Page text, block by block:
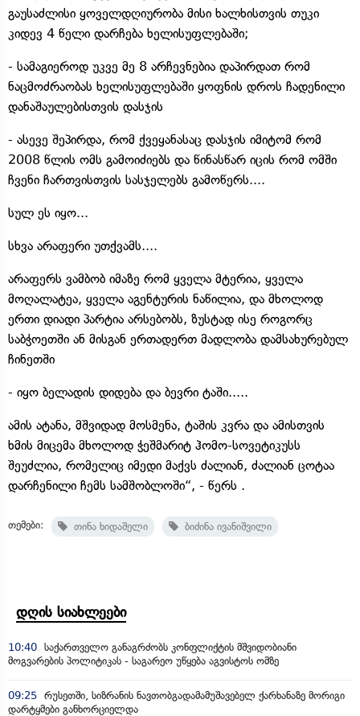
გაუსაძლისი ყოველდღიურობა მისი ხალხისთვის თუკი
კიდევ 4 წელი დარჩება ხელისუფლებაში;
- სამაგიეროდ უკვე მე 8 არჩევნებია დაპირდათ რომ
ნაცმოძრაობას ხელისუფლებაში ყოფნის დროს ჩადენილი
დანაშაულებისთვის დასჯის
- ასევე შეპირდა, რომ ქვეყანასაც დასჯის იმიტომ რომ
2008 წლის ომს გამოიძიებს და წინასწარ იცის რომ ომში
ჩვენი ჩართვისთვის სასჯელებს გამოწერს....
სულ ეს იყო...
სხვა არაფერი უთქვამს....
არაფერს ვამბობ იმაზე რომ ყველა მტერია, ყველა
მოღალატეა, ყველა აგენტურის ნაწილია, და მხოლოდ
ერთი დიადი პარტია არსებობს, ზუსტად ისე როგორც
საბჭოეთში ან მისგან ერთადერთ მადლობა დამსახურებულ
ჩინეთში
- იყო ბელადის დიდება და ბევრი ტაში.....
ამის ატანა, მშვიდად მოსმენა, ტაშის კვრა და ამისთვის
ხმის მიცემა მხოლოდ ჭეშმარიტ ჰომო-სოვეტიკუსს
შეუძლია, რომელიც იმედი მაქვს ძალიან, ძალიან ცოტაა
დარჩენილი ჩემს სამშობლოში“, - წერს .
თემები: თინა ხიდაშელი ბიძინა ივანიშვილი
დღის სიახლეები
10:40 საქართველო განაგრძობს კონფლიქტის მშვიდობიანი
მოგვარების პოლიტიკას - საგარეო უწყება აგვისტოს ომზე
09:25 რუსეთში, სიზრანის ნავთობგადამამუშავებელ ქარხანაზე მორიგი
დარტყმები განხორციელდა